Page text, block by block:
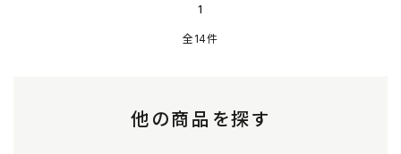
1
全14件
他の商品を探す